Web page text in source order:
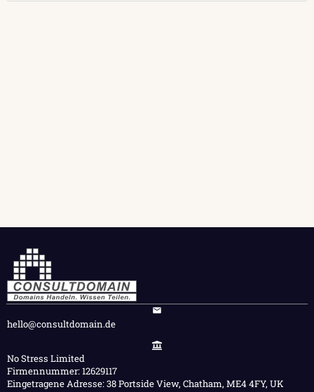
hello@consultdomain.de
No Stress Limited
Firmennummer: 12629117
Eingetragene Adresse: 38 Portside View, Chatham, ME4 4FY, UK